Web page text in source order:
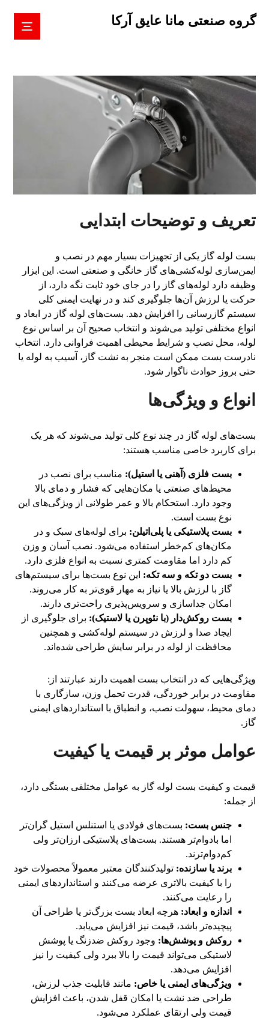
گروه صنعتی مانا عایق آرکا
تعریف و توضیحات ابتدایی
بست لوله گاز یکی از تجهیزات بسیار مهم در نصب و
ایمن‌سازی لوله‌کشی‌های گاز خانگی و صنعتی است. این ابزار
وظیفه دارد لوله‌های گاز را در جای خود ثابت نگه دارد، از
حرکت یا لرزش آن‌ها جلوگیری کند و در نهایت ایمنی کلی
سیستم گازرسانی را افزایش دهد. بست‌های لوله گاز در ابعاد و
انواع مختلفی تولید می‌شوند و انتخاب صحیح آن بر اساس نوع
لوله، محل نصب و شرایط محیطی اهمیت فراوانی دارد. انتخاب
نادرست بست ممکن است منجر به نشت گاز، آسیب به لوله یا
حتی بروز حوادث ناگوار شود.
انواع و ویژگی‌ها
بست‌های لوله گاز در چند نوع کلی تولید می‌شوند که هر یک
برای کاربرد خاصی مناسب هستند:
بست فلزی (آهنی یا استیل): مناسب برای نصب در
محیط‌های صنعتی یا مکان‌هایی که فشار و دمای بالا
وجود دارد. استحکام بالا و عمر طولانی از ویژگی‌های این
نوع بست است.
بست پلاستیکی یا پلی‌اتیلن: برای لوله‌های سبک و در
مکان‌های کم‌خطر استفاده می‌شود. نصب آسان و وزن
کم دارد اما مقاومت کمتری نسبت به انواع فلزی دارد.
بست دو تکه و سه تکه: این نوع بست‌ها برای سیستم‌های
گاز با لرزش بالا یا نیاز به مهار قوی‌تر به کار می‌روند.
امکان جداسازی و سرویس‌پذیری راحت‌تری دارند.
بست روکش‌دار (با نئوپرن یا لاستیک): برای جلوگیری از
ایجاد صدا و لرزش در سیستم لوله‌کشی و همچنین
محافظت از لوله در برابر سایش طراحی شده‌اند.
ویژگی‌هایی که در انتخاب بست اهمیت دارند عبارتند از:
مقاومت در برابر خوردگی، قدرت تحمل وزن، سازگاری با
دمای محیط، سهولت نصب، و انطباق با استانداردهای ایمنی
گاز.
عوامل موثر بر قیمت یا کیفیت
قیمت و کیفیت بست لوله گاز به عوامل مختلفی بستگی دارد،
از جمله:
جنس بست: بست‌های فولادی یا استنلس استیل گران‌تر
اما بادوام‌تر هستند. بست‌های پلاستیکی ارزان‌تر ولی
کم‌دوام‌ترند.
برند یا سازنده: تولیدکنندگان معتبر معمولاً محصولات خود
را با کیفیت بالاتری عرضه می‌کنند و استانداردهای ایمنی
را رعایت می‌کنند.
اندازه و ابعاد: هرچه ابعاد بست بزرگ‌تر یا طراحی آن
پیچیده‌تر باشد، قیمت نیز افزایش می‌یابد.
روکش و پوشش‌ها: وجود روکش ضدزنگ یا پوشش
لاستیکی می‌تواند قیمت را بالا ببرد ولی کیفیت را نیز
افزایش می‌دهد.
ویژگی‌های ایمنی یا خاص: مانند قابلیت جذب لرزش،
طراحی ضد نشت یا امکان قفل شدن، باعث افزایش
قیمت ولی ارتقای عملکرد می‌شود.